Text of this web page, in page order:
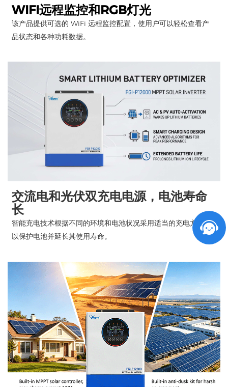
WIFI远程监控和RGB灯光
该产品提供可选的 WiFi 远程监控配置，使用户可以轻松查看产
品状态和各种功耗数据。
交流电和光伏双充电电源，电池寿命
长
智能充电技术根据不同的环境和电池状况采用适当的充电方案，
以保护电池并延长其使用寿命。